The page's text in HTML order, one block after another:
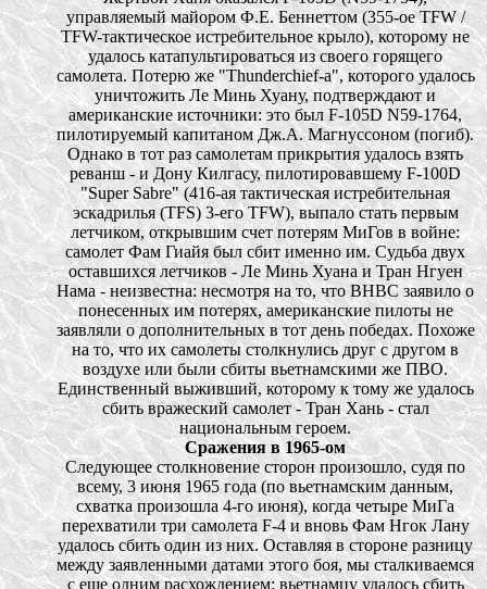
управляемый майором Ф.Е. Беннеттом (355-ое TFW /
TFW-тактическое истребительное крыло), которому не
удалось катапультироваться из своего горящего
самолета. Потерю же "Thunderchief-а", которого удалось
уничтожить Ле Минь Хуану, подтверждают и
американские источники: это был F-105D N59-1764,
пилотируемый капитаном Дж.А. Магнуссоном (погиб).
Однако в тот раз самолетам прикрытия удалось взять
реванш - и Дону Килгасу, пилотировавшему F-100D
"Super Sabre" (416-ая тактическая истребительная
эскадрилья (TFS) 3-его TFW), выпало стать первым
летчиком, открывшим счет потерям МиГов в войне:
самолет Фам Гиайя был сбит именно им. Судьба двух
оставшихся летчиков - Ле Минь Хуана и Тран Нгуен
Нама - неизвестна: несмотря на то, что ВНВС заявило о
понесенных им потерях, американские пилоты не
заявляли о дополнительных в тот день победах. Похоже
на то, что их самолеты столкнулись друг с другом в
воздухе или были сбиты вьетнамскими же ПВО.
Единственный выживший, которому к тому же удалось
сбить вражеский самолет - Тран Хань - стал
национальным героем.
Сражения в 1965-ом
Следующее столкновение сторон произошло, судя по
всему, 3 июня 1965 года (по вьетнамским данным,
схватка произошла 4-го июня), когда четыре МиГа
перехватили три самолета F-4 и вновь Фам Нгок Лану
удалось сбить один из них. Оставляя в стороне разницу
между заявленными датами этого боя, мы сталкиваемся
с еще одним расхождением: вьетнамцу удалось сбить